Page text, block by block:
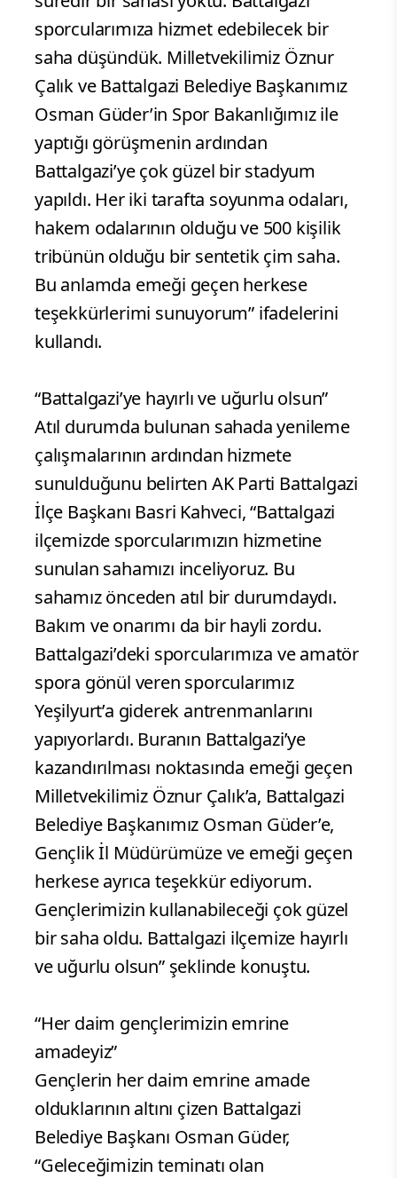
sporcularımıza hizmet edebilecek bir
saha düşündük. Milletvekilimiz Öznur
Çalık ve Battalgazi Belediye Başkanımız
Osman Güder’in Spor Bakanlığımız ile
yaptığı görüşmenin ardından
Battalgazi’ye çok güzel bir stadyum
yapıldı. Her iki tarafta soyunma odaları,
hakem odalarının olduğu ve 500 kişilik
tribünün olduğu bir sentetik çim saha.
Bu anlamda emeği geçen herkese
teşekkürlerimi sunuyorum” ifadelerini
kullandı.
“Battalgazi’ye hayırlı ve uğurlu olsun”
Atıl durumda bulunan sahada yenileme
çalışmalarının ardından hizmete
sunulduğunu belirten AK Parti Battalgazi
İlçe Başkanı Basri Kahveci, “Battalgazi
ilçemizde sporcularımızın hizmetine
sunulan sahamızı inceliyoruz. Bu
sahamız önceden atıl bir durumdaydı.
Bakım ve onarımı da bir hayli zordu.
Battalgazi’deki sporcularımıza ve amatör
spora gönül veren sporcularımız
Yeşilyurt’a giderek antrenmanlarını
yapıyorlardı. Buranın Battalgazi’ye
kazandırılması noktasında emeği geçen
Milletvekilimiz Öznur Çalık’a, Battalgazi
Belediye Başkanımız Osman Güder’e,
Gençlik İl Müdürümüze ve emeği geçen
herkese ayrıca teşekkür ediyorum.
Gençlerimizin kullanabileceği çok güzel
bir saha oldu. Battalgazi ilçemize hayırlı
ve uğurlu olsun” şeklinde konuştu.
“Her daim gençlerimizin emrine
amadeyiz”
Gençlerin her daim emrine amade
olduklarının altını çizen Battalgazi
Belediye Başkanı Osman Güder,
“Geleceğimizin teminatı olan